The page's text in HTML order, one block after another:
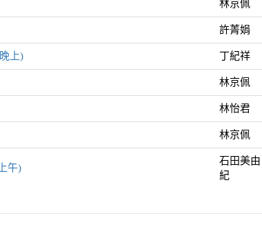
師資
下午) 林京
晚上) 許菁
文法解說教學影片)(六晚上) 丁紀
林京
林京佩
許菁娟
上) 丁紀祥
林京佩
林怡君
林京佩
午)
石田美由
紀